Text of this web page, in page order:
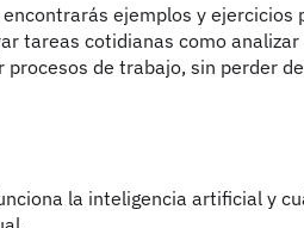
ejemplos y ejercicios
tareas cotidianas como
de trabajo, sin perder
la inteligencia artificial y